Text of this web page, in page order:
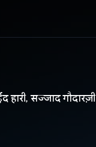
हारी, सज्जाद गौदारज़ी